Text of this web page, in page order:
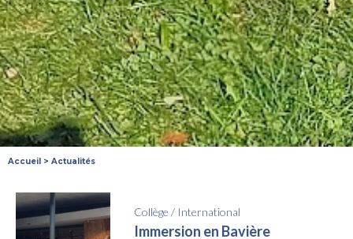
Accueil > Actualités
Collège / International
Immersion en Bavière